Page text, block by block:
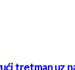
tretman uz